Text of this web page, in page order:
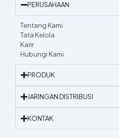
PERUSAHAAN
Tentang Kami
Tata Kelola
Karir
Hubungi Kami
PRODUK
JARINGAN DISTRIBUSI
KONTAK